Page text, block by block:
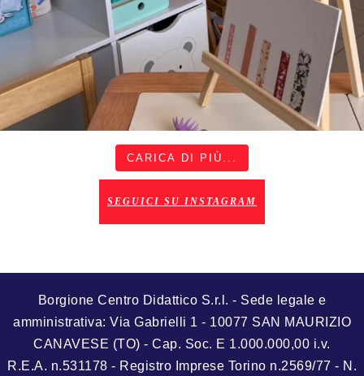
CARICA DI PIÙ...
SEGUICI SU INSTAGRAM
Borgione Centro Didattico S.r.l. - Sede legale e
amministrativa: Via Gabrielli 1 - 10077 SAN MAURIZIO
CANAVESE (TO) - Cap. Soc. E 1.000.000,00 i.v.
R.E.A. n.531178 - Registro Imprese Torino n.2569/77 - N.